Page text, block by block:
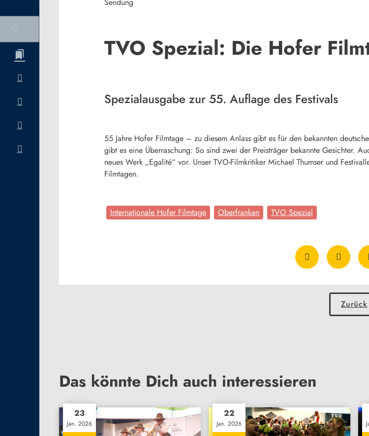
Sendung
TVO Spezial: Die Hofer
Spezialausgabe zur 55. Auflage des Festivals
55 Jahre Hofer Filmtage – zu diesem Anlass gibt es für den bekannten
gibt es eine Überraschung: So sind zwei der Preisträger bekannte Gesichter.
neues Werk „Egalité“ vor. Unser TVO-Filmkritiker Michael Thumser und
Filmtagen.
Internationale Hofer Filmtage Oberfranken TVO Spezial
Zurück
Das könnte Dich auch interessieren
23
Jan. 2026
22
Jan. 2026